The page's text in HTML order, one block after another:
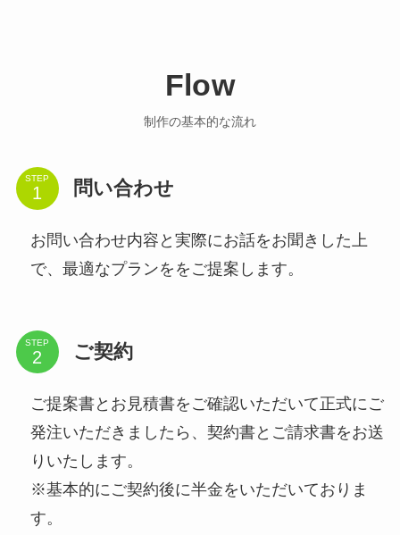
Flow
制作の基本的な流れ
STEP 問い合わせ
お問い合わせ内容と実際にお話をお聞きした上
で、最適なプランををご提案します。
STEP ご契約
ご提案書とお見積書をご確認いただいて正式にご
発注いただきましたら、契約書とご請求書をお送
りいたします。
※基本的にご契約後に半金をいただいておりま
す。